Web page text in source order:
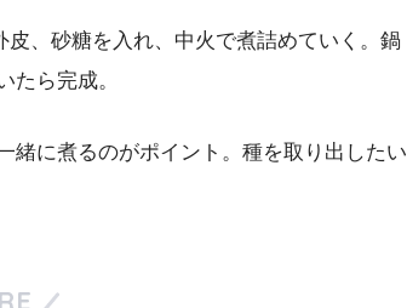
、砂糖を入れ、中火で煮詰めていく。鍋
たら完成。
緒に煮るのがポイント。種を取り出したい